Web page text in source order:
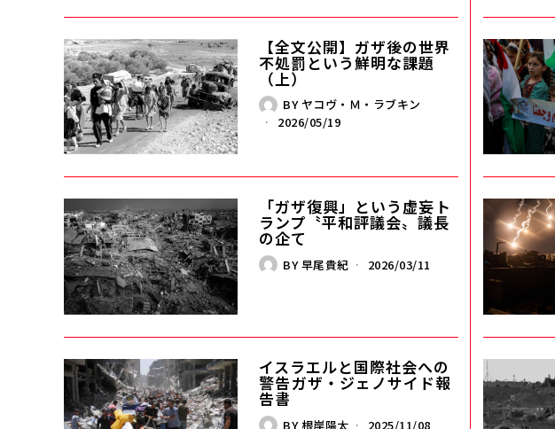
【全文公開】ガザ後の世界――
不処罰という鮮明な課題
（上）
BYヤコヴ・Ｍ・ラブキン
2026/05/19
「ガザ復興」という虚妄――ト
ランプ〝平和評議会〟議長
の企て
BY早尾貴紀 2026/03/11
イスラエルと国際社会への
警告――ガザ・ジェノサイド報
告書
BY根岸陽太 2025/11/08